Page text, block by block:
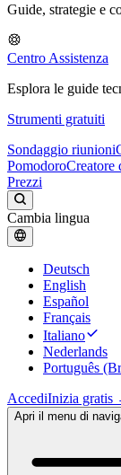
Guide, strategie e
Centro Assistenza
Esplora le guide
Strumenti gratuiti
Sondaggio riunioni
PomodoroCreatore
Prezzi
Cambia lingua
Deutsch
English
Español
Français
Italiano
Nederlands
Português
AccediInizia gratis
Apri il menu di